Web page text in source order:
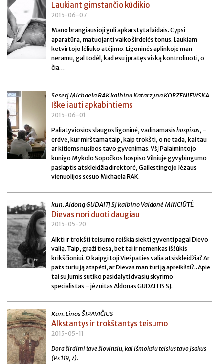
Laukiant gimstančio kūdikio
2015-06-07
Mano brangiausioji guli apkarstyta laidais. Cypsi
aparatūra, matuojanti vaiko širdelės tonus. Laukiam
ketvirtojo lėliuko atėjimo. Ligoninės aplinkoje man
neramu, gal todėl, kad esu įpratęs viską kontroliuoti, o
čia…
Seserį Michaela RAK kalbino Katarzyna KORZENIEWSKA
Iškeliauti apkabintiems
2015-06-01
Paliatyviosios slaugos ligoninė, vadinamasis hospisas, –
erdvė, kur mirštama taip, kaip trokšti, o ne tada, kai tau
ar kitiems nusibos tavo gyvenimas. VšĮ Palaimintojo
kunigo Mykolo Sopočkos hospiso Vilniuje gyvybingumo
paslaptis atskleidžia direktorė, Gailestingojo Jėzaus
vienuolijos sesuo Michaela RAK.
kun. Aldoną GUDAITĮ SJ kalbino Valdonė MINCIŪTĖ
Dievas nori duoti daugiau
2015-05-20
Alkti ir trokšti teisumo reiškia siekti gyventi pagal Dievo
valią. Taip, graži tiesa, bet tai ir nemenkas iššūkis
krikščioniui. O kaipgi toji Viešpaties valia atsiskleidžia? Ar
pats turiu ją atspėti, ar Dievas man turi ją apreikšti?.. Apie
tai su Jumis sutiko pasidalyti dvasių skyrimo
specialistas – jėzuitas Aldonas GUDAITIS SJ.
Kun. Linas ŠIPAVIČIUS
Alkstantys ir trokštantys teisumo
2015-05-11
Dora širdimi tave šlovinsiu, kai išmoksiu teisius tavo įsakus
(Ps 119, 7).